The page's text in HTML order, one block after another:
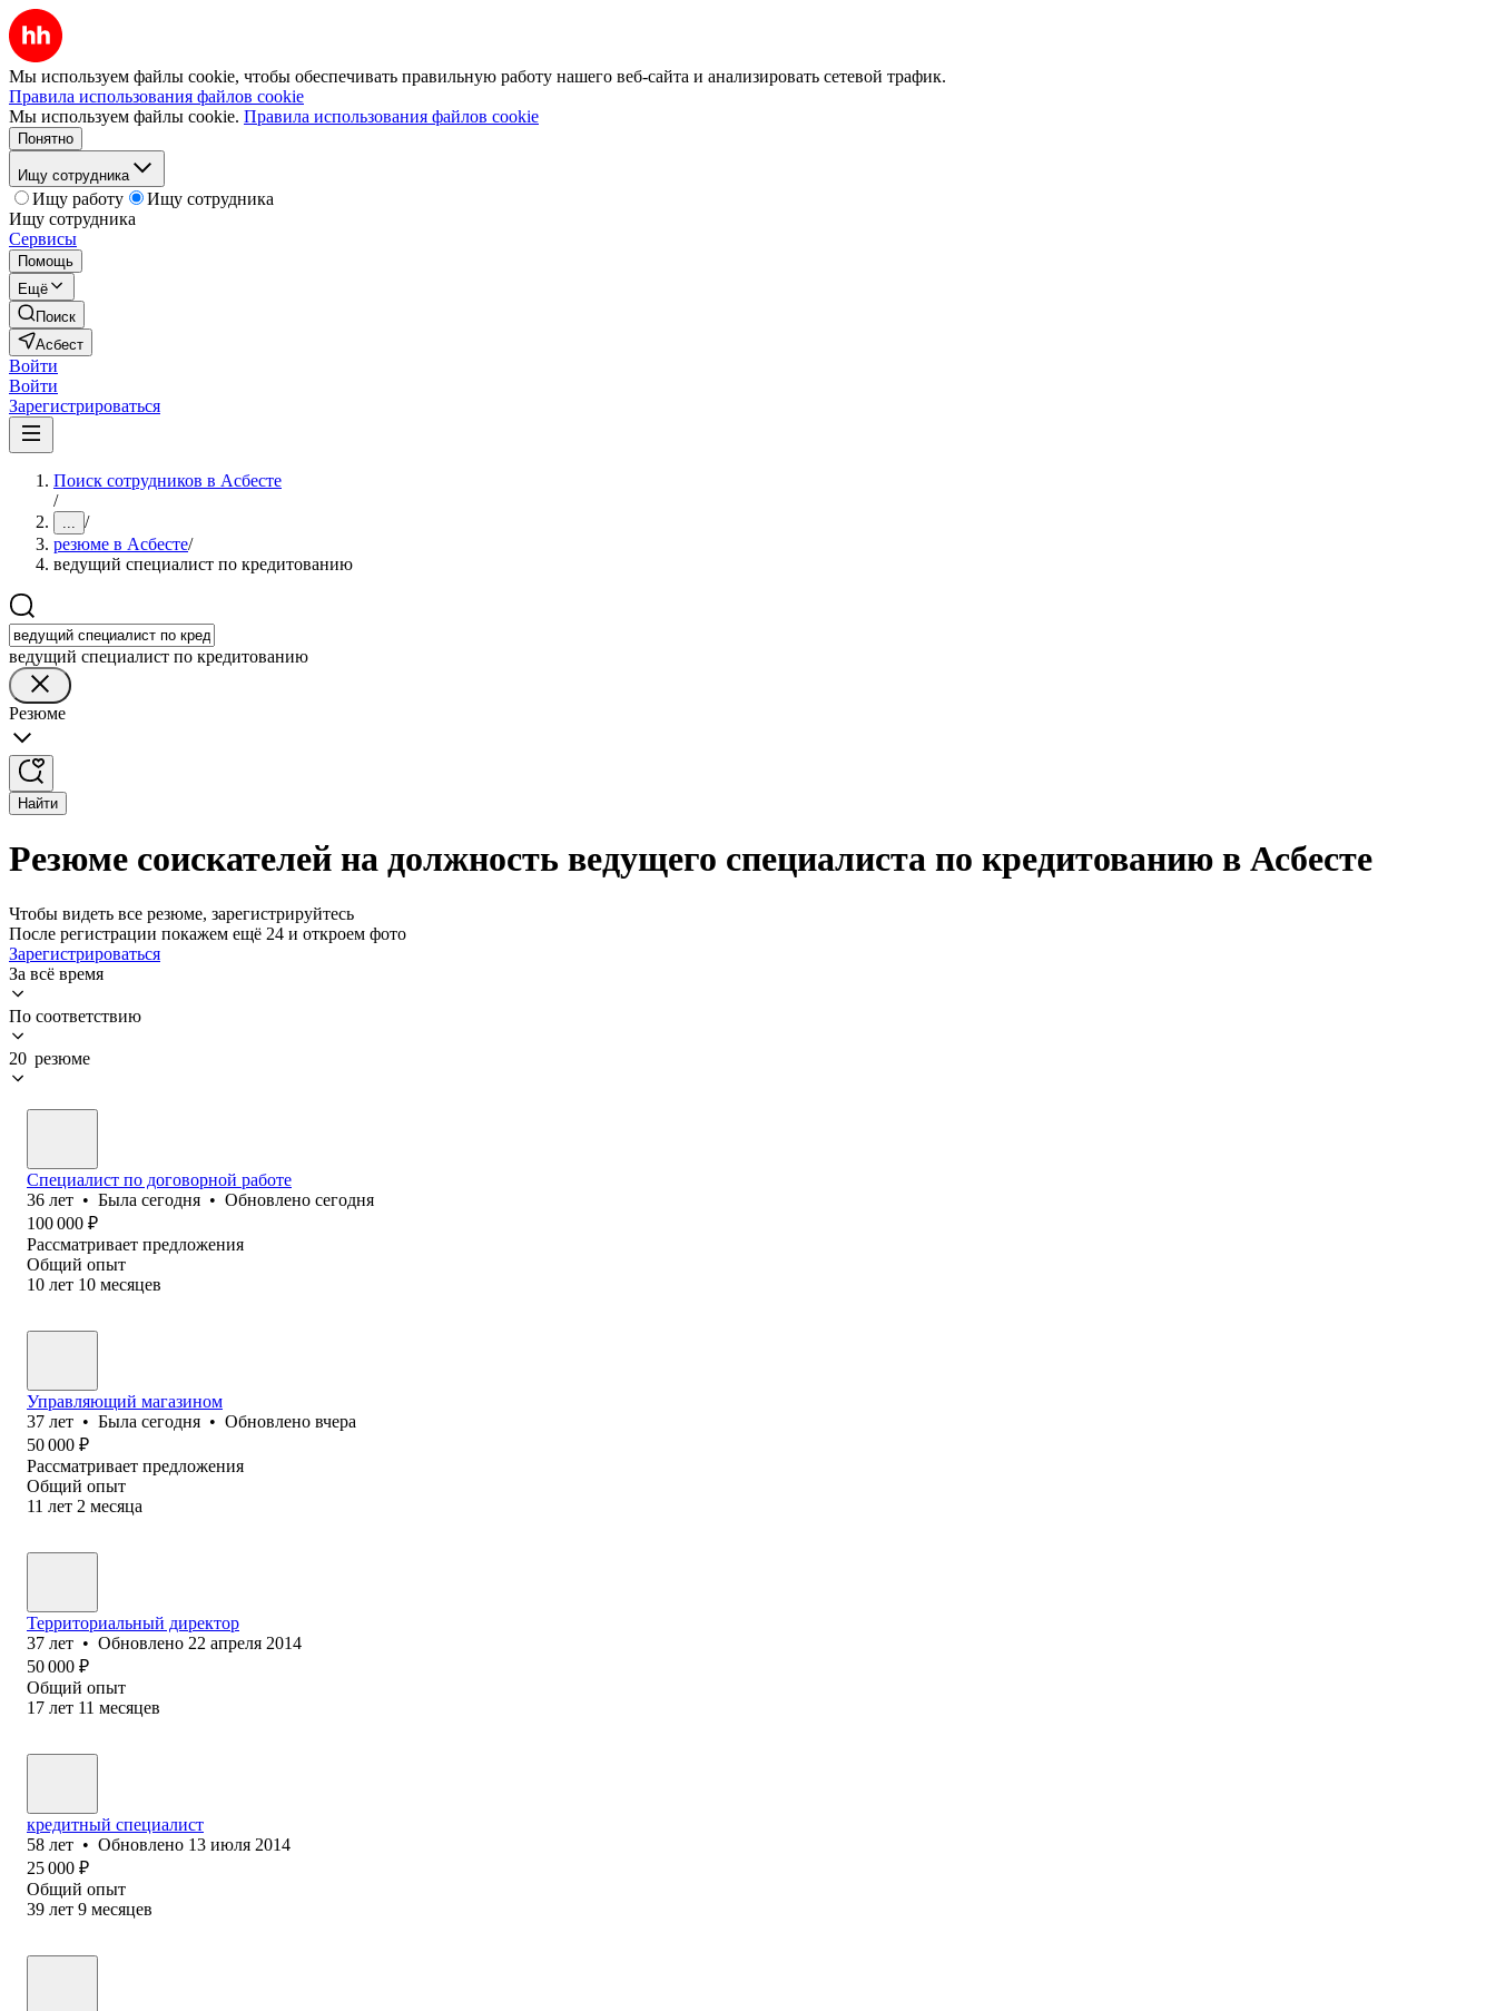
Мы используем файлы cookie, чтобы обеспечивать правильную работу нашего веб-сайта и анализировать сетевой трафик.
Правила использования файлов cookie
Мы используем файлы cookie. Правила использования файлов cookie
Понятно
Ищу сотрудника
Ищу работу
Ищу сотрудника
Ищу сотрудника
Сервисы
Помощь
Ещё
Поиск
Асбест
Войти
Войти
Зарегистрироваться
Поиск сотрудников в Асбесте
/
... /
резюме в Асбесте/
ведущий специалист по кредитованию
ведущий специалист по кредитованию
Резюме
Найти
Резюме соискателей на должность ведущего специалиста по кредитованию в Асбесте
Чтобы видеть все резюме, зарегистрируйтесь
После регистрации покажем ещё 24 и откроем фото
Зарегистрироваться
За всё время
По соответствию
20 резюме
Специалист по договорной работе
36 лет • Была сегодня • Обновлено сегодня
100 000 ₽
Рассматривает предложения
Общий опыт
10 лет 10 месяцев
Управляющий магазином
37 лет • Была сегодня • Обновлено вчера
50 000 ₽
Рассматривает предложения
Общий опыт
11 лет 2 месяца
Территориальный директор
37 лет • Обновлено 22 апреля 2014
50 000 ₽
Общий опыт
17 лет 11 месяцев
кредитный специалист
58 лет • Обновлено 13 июля 2014
25 000 ₽
Общий опыт
39 лет 9 месяцев